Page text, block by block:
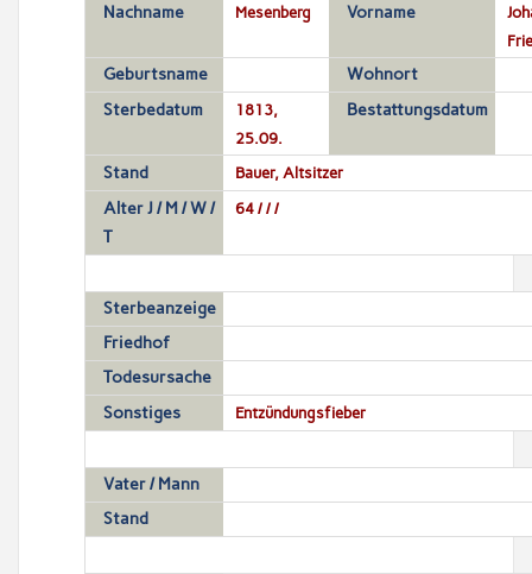
Nachname Mesenberg Vorname
Geburtsname
Wohnort
Sterbedatum
1813,
25.09.
Bestattungsdatum
Stand Bauer, Altsitzer
Alter J / M / W /
T
64 / / /
Sterbeanzeige
Friedhof
Todesursache
Sonstiges
Entzündungsfieber
Vater / Mann
Stand